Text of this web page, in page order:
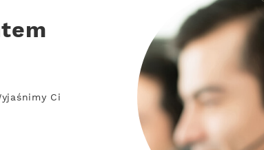
Ci